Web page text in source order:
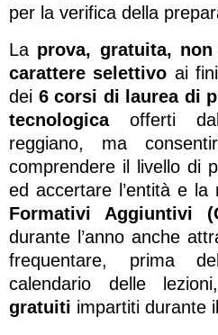
per la verifica della
La prova, gratuita,
carattere selettivo ai
dei 6 corsi di laurea di
tecnologica offerti
reggiano, ma
comprendere il livello di
ed accertare l’entità e la
Formativi Aggiuntivi
durante l’anno anche
frequentare, prima
calendario delle
gratuiti impartiti durante